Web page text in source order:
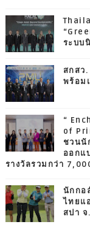
ระบบ
สกสว
พร้อม
“
of
ชวนนั
ออกแ
รางวัลรวมกว่า
นักกอ
ไทยแ
สปา จ